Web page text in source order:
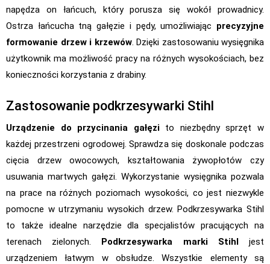
napędza on łańcuch, który porusza się wokół prowadnicy.
Ostrza łańcucha tną gałęzie i pędy, umożliwiając precyzyjne
formowanie drzew i krzewów. Dzięki zastosowaniu wysięgnika
użytkownik ma możliwość pracy na różnych wysokościach, bez
konieczności korzystania z drabiny.
Zastosowanie podkrzesywarki Stihl
Urządzenie do przycinania gałęzito niezbędny sprzęt w
każdej przestrzeni ogrodowej. Sprawdza się doskonale podczas
cięcia drzew owocowych, kształtowania żywopłotów czy
usuwania martwych gałęzi. Wykorzystanie wysięgnika pozwala
na prace na różnych poziomach wysokości, co jest niezwykle
pomocne w utrzymaniu wysokich drzew. Podkrzesywarka Stihl
to także idealne narzędzie dla specjalistów pracujących na
terenach zielonych. Podkrzesywarka marki Stihljest
urządzeniem łatwym w obsłudze. Wszystkie elementy są